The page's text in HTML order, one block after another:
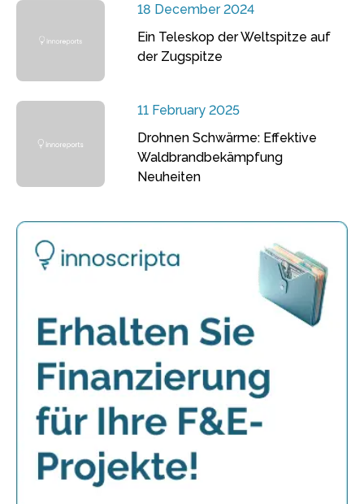
18 December 2024
Ein Teleskop der Weltspitze auf
der Zugspitze
11 February 2025
Drohnen Schwärme: Effektive
Waldbrandbekämpfung
Neuheiten